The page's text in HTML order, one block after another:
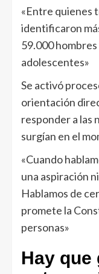
«Entre quienes
identificaron
59.000 hombres
adolescentes»
Se activó
orientación
responder a las
surgían en el
«Cuando
una aspiración
Hablamos de
promete la
personas»
Hay que